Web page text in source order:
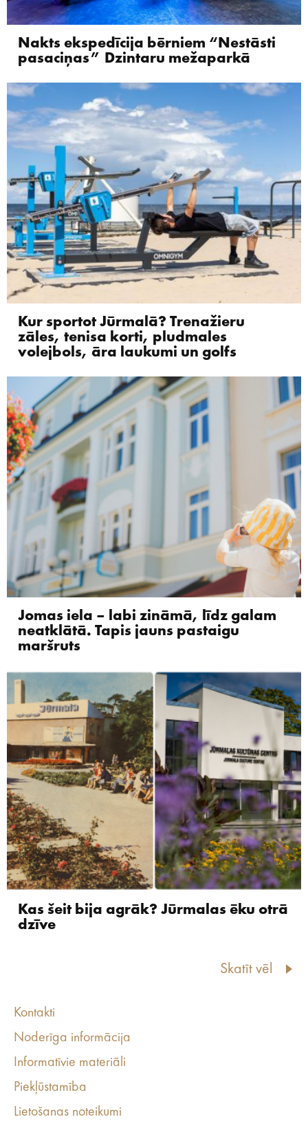
Nakts ekspedīcija bērniem “Nestāsti
pasaciņas” Dzintaru mežaparkā
Kur sportot Jūrmalā? Trenažieru
zāles, tenisa korti, pludmales
volejbols, āra laukumi un golfs
Jomas iela – labi zināmā, līdz galam
neatklātā. Tapis jauns pastaigu
maršruts
Kas šeit bija agrāk? Jūrmalas ēku otrā
dzīve
Skatīt vēl
Kontakti
Noderīga informācija
Informatīvie materiāli
Piekļūstamība
Lietošanas noteikumi